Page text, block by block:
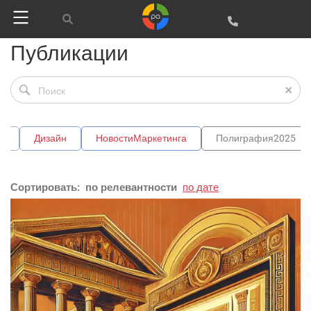
Публикации
Дизайн НовостиМаркетинга Полиграфия2025
Сортировать: по релевантности по дате
Google
Яндекс
Вконтакте